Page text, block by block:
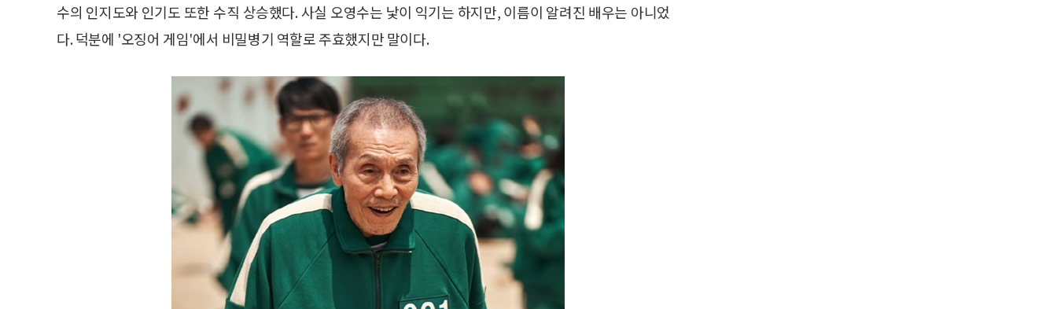
수의 인지도와 인기도 또한 수직 상승했다. 사실 오영수는 낯이 익기는 하지만, 이름이 알려진 배우는 아니었
다. 덕분에 '오징어 게임'에서 비밀병기 역할로 주효했지만 말이다.